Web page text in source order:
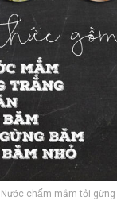
Nước chấm mắm tỏi gừng